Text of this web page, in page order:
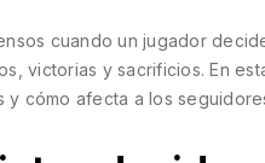
cuando un jugador
victorias y sacrificios. En
y cómo afecta a los